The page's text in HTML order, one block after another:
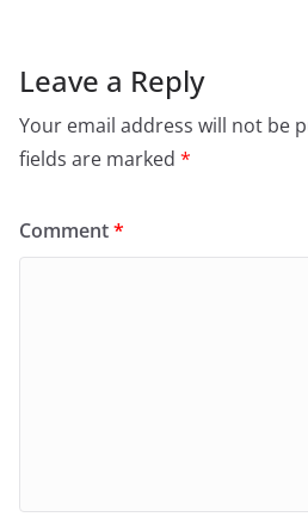
Leave a Reply
Your email address will not be
fields are marked *
Comment*